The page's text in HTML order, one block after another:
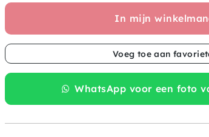
In mijn
Voeg toe aan
WhatsApp voor een foto